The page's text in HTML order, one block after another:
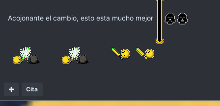
Acojonante el cambio, esto esta mucho mejor
Cita